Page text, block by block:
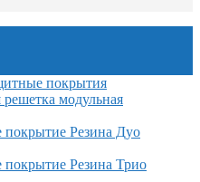
покрытия
решетка модульная
покрытие Резина Дуо
покрытие Резина Трио